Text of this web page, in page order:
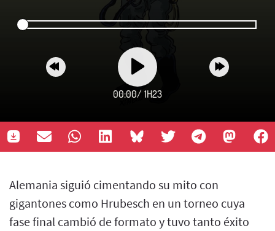
00:00/ 1H23
Alemania siguió cimentando su mito con
gigantones como Hrubesch en un torneo cuya
fase final cambió de formato y tuvo tanto éxito